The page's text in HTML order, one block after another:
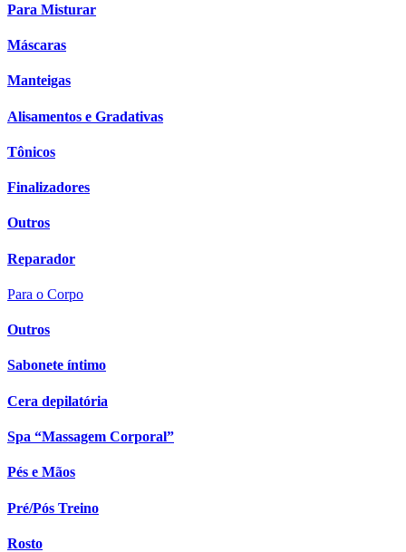
Para Misturar
Máscaras
Manteigas
Alisamentos e Gradativas
Tônicos
Finalizadores
Outros
Reparador
Para o Corpo
Outros
Sabonete íntimo
Cera depilatória
Spa “Massagem Corporal”
Pés e Mãos
Pré/Pós Treino
Rosto